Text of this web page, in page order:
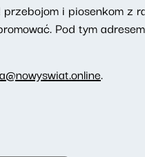
i piosenkom z
Pod tym
.